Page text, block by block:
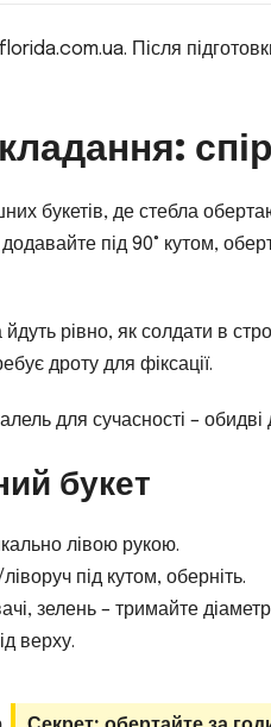
Після
букетів, де стебла
під 90° кутом,
йдуть рівно, як солдати в
дроту для фіксації.
для сучасності –
букет
лівою рукою.
під кутом, оберніть.
зелень – тримайте
верху.